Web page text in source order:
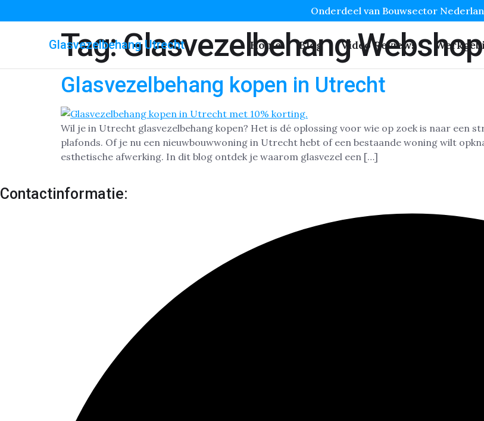
Onderdeel van Bouwsector
Glasvezelbehang Utrecht Home Blog Video Reviews
Tag:Glasvezelbehang Webshop
Glasvezelbehang kopen in Utrecht
Wil je in Utrecht glasvezelbehang kopen? Het is dé oplossing voor wie op zoek is naar een
plafonds. Of je nu een nieuwbouwwoning in Utrecht hebt of een bestaande woning wilt
esthetische afwerking. In dit blog ontdek je waarom glasvezel een […]
Contactinformatie: